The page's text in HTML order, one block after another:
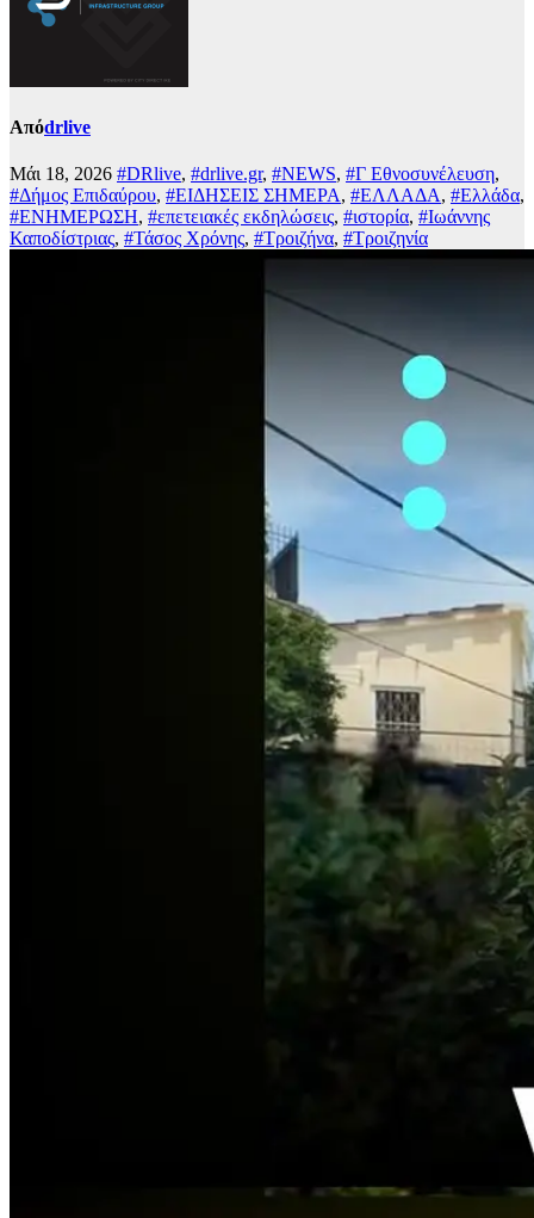
Απόdrlive
Μάι 18, 2026 #DRlive, #drlive.gr, #NEWS, #Γ Εθνοσυνέλευση,
#Δήμος Επιδαύρου, #ΕΙΔΗΣΕΙΣ ΣΗΜΕΡΑ, #ΕΛΛΑΔΑ, #Ελλάδα,
#ΕΝΗΜΕΡΩΣΗ, #επετειακές εκδηλώσεις, #ιστορία, #Ιωάννης
Καποδίστριας, #Τάσος Χρόνης, #Τροιζήνα, #Τροιζηνία